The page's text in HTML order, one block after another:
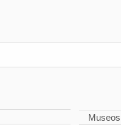
Museos